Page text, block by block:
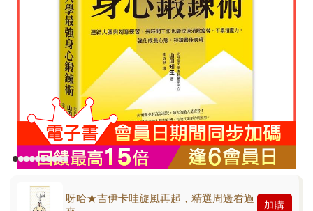
呀哈★吉伊卡哇旋風再起，精選周邊看過
加購